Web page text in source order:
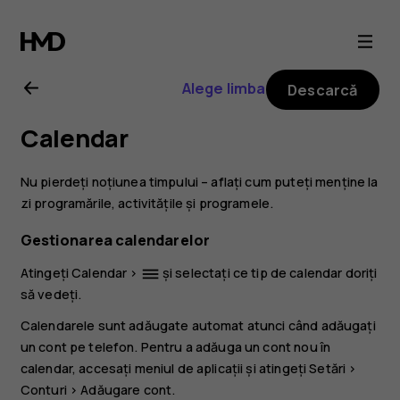
Ghid
de
utilizare
Nokia
8.3
5G
Alege limba Descarcă
Calendar
Nu pierdeți noțiunea timpului – aflați cum puteți menține la
zi programările, activitățile și programele.
Gestionarea calendarelor
AtingețiCalendar > dehaze și selectați ce tip de calendar doriți
să vedeți.
Calendarele sunt adăugate automat atunci când adăugați
un cont pe telefon. Pentru a adăuga un cont nou în
calendar, accesați meniul de aplicații și atingețiSetări >
Conturi >Adăugare cont.